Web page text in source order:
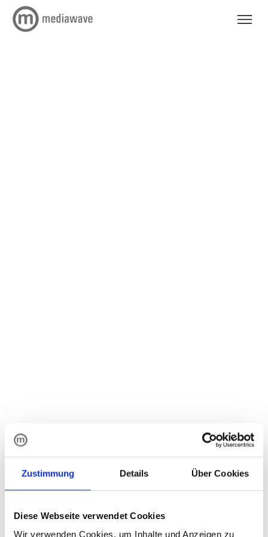
Zustimmung Details Über Cookies
Diese Webseite verwendet Cookies
Wir verwenden Cookies, um Inhalte und Anzeigen zu
Tech & Business Briefing Nr.
1 / 2026